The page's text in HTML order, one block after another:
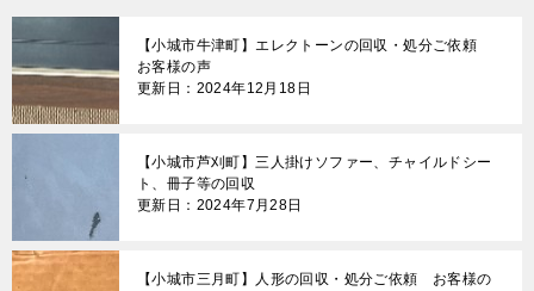
ゲ
ー
シ
ョ
ン
【小城市牛津町】エレクトーンの回収・処分ご依頼
お客様の声
更新日：2024年12月18日
【小城市芦刈町】三人掛けソファー、チャイルドシー
ト、冊子等の回収
更新日：2024年7月28日
【小城市三月町】人形の回収・処分ご依頼 お客様の